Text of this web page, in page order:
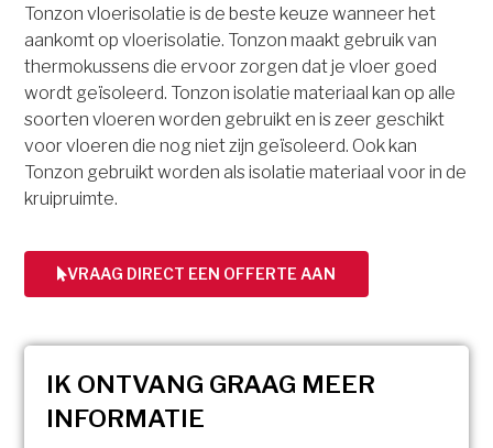
Tonzon vloerisolatie is de beste keuze wanneer het
aankomt op vloerisolatie. Tonzon maakt gebruik van
thermokussens die ervoor zorgen dat je vloer goed
wordt geïsoleerd. Tonzon isolatie materiaal kan op alle
soorten vloeren worden gebruikt en is zeer geschikt
voor vloeren die nog niet zijn geïsoleerd. Ook kan
Tonzon gebruikt worden als isolatie materiaal voor in de
kruipruimte.
VRAAG DIRECT EEN OFFERTE AAN
IK ONTVANG GRAAG MEER
INFORMATIE